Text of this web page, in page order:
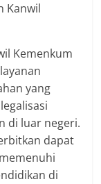
Kanwil
Kemenkum
yang
di luar negeri.
dapat
di